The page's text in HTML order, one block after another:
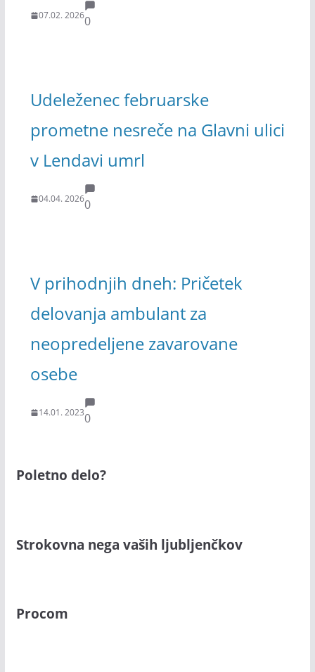
07.02. 20260
Udeleženec februarske
prometne nesreče na Glavni ulici
v Lendavi umrl
04.04. 20260
V prihodnjih dneh: Pričetek
delovanja ambulant za
neopredeljene zavarovane
osebe
14.01. 20230
Poletno delo?
Strokovna nega vaših ljubljenčkov
Procom